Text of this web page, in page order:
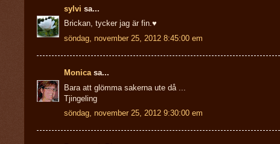
sylvi sa...
Brickan, tycker jag är fin.♥
söndag, november 25, 2012 8:45:00 em
Monica sa...
Bara att glömma sakerna ute då ...
Tjingeling
söndag, november 25, 2012 9:30:00 em